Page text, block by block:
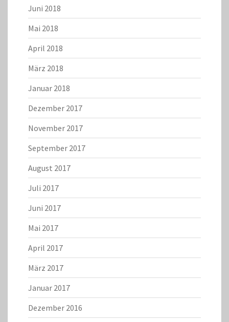
Juni 2018
Mai 2018
April 2018
März 2018
Januar 2018
Dezember 2017
November 2017
September 2017
August 2017
Juli 2017
Juni 2017
Mai 2017
April 2017
März 2017
Januar 2017
Dezember 2016